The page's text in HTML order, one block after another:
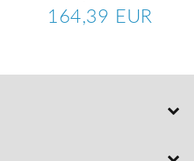
Prix
164,39 EUR